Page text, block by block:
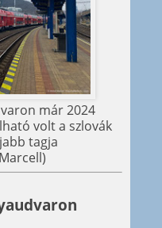
már 2024
volt a szlovák
tagja